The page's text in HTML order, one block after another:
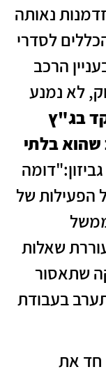
נאותה
לסדרי
הרכב
לא נמנע
בג"ץ
בלתי
הפעילות של
שאלות
שתאסור
בעבודת
חד את